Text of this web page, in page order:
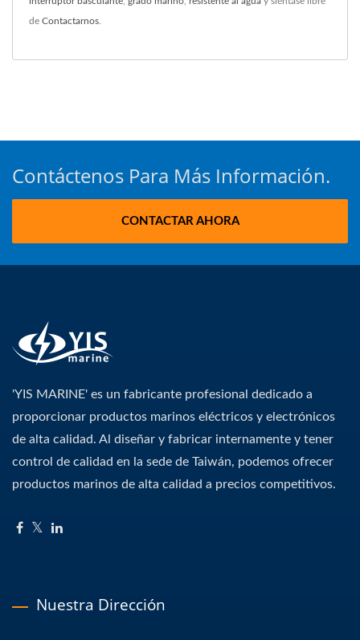
de Contactarnos
Contáctenos Para Más Información.
CONTACTAR AHORA
'YIS MARINE' es un fabricante profesional dedicado a
proporcionar productos marinos eléctricos y electrónicos
de alta calidad. Al diseñar y fabricar internamente y tener
control de calidad en la sede de Taiwán, podemos ofrecer
productos marinos de alta calidad a precios competitivos.
Nuestra Dirección